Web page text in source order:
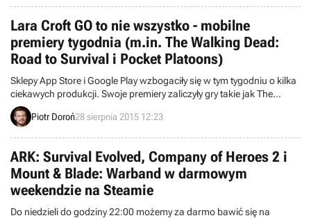
Lara Croft GO to nie wszystko - mobilne
premiery tygodnia (m.in. The Walking Dead:
Road to Survival i Pocket Platoons)
Sklepy App Store i Google Play wzbogaciły się w tym tygodniu o kilka
ciekawych produkcji. Swoje premiery zaliczyły gry takie jak The
Walking Dead: Road to Survival, Pocket Platoons, Framed i Spider:
Rite of the Shrouded Moon na Androida, a także Ski Safari 2.
Piotr Doroń28 sierpnia 2015 12:23
ARK: Survival Evolved, Company of Heroes 2 i
Mount & Blade: Warband w darmowym
weekendzie na Steamie
Do niedzieli do godziny 22:00 możemy za darmo bawić się na